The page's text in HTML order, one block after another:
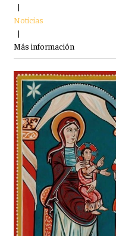
|
Noticias
|
Más información